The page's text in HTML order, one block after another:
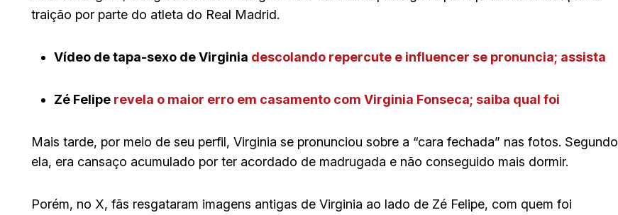
traição por parte do atleta do Real Madrid.
Vídeo de tapa-sexo de Virginia descolando repercute e influencer se pronuncia; assista
Zé Felipe revela o maior erro em casamento com Virginia Fonseca; saiba qual foi
Mais tarde, por meio de seu perfil, Virginia se pronunciou sobre a “cara fechada” nas fotos. Segundo
ela, era cansaço acumulado por ter acordado de madrugada e não conseguido mais dormir.
Porém, no X, fãs resgataram imagens antigas de Virginia ao lado de Zé Felipe, com quem foi